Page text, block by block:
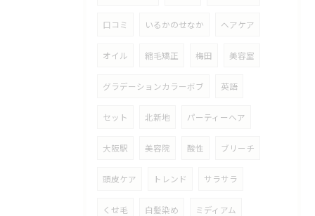
口コミ いるかのせなか ヘアケア
オイル 縮毛矯正 梅田 美容室
グラデーションカラーボブ 英語
セット 北新地 パーティーヘア
大阪駅 美容院 酸性 ブリーチ
頭皮ケア トレンド サラサラ
くせ毛 白髪染め ミディアム